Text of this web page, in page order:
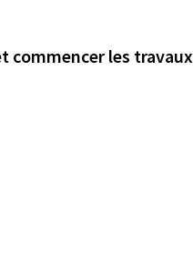
commencer les travaux